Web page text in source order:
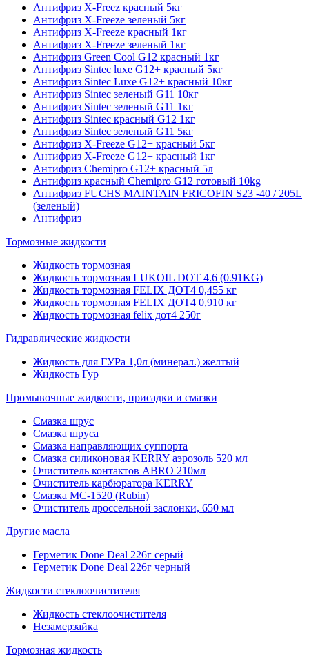
Антифриз X-Freez красный 5кг
Антифриз X-Freeze зеленый 5кг
Антифриз X-Freeze красный 1кг
Антифриз X-Freeze зеленый 1кг
Антифриз Green Cool G12 красный 1кг
Антифриз Sintec luxe G12+ красный 5кг
Антифриз Sintec Luxe G12+ красный 10кг
Антифриз Sintec зеленый G11 10кг
Антифриз Sintec зеленый G11 1кг
Антифриз Sintec красный G12 1кг
Антифриз Sintec зеленый G11 5кг
Антифриз X-Freeze G12+ красный 5кг
Антифриз X-Freeze G12+ красный 1кг
Антифриз Chemipro G12+ красный 5л
Антифриз красный Chemipro G12 готовый 10kg
Антифриз FUCHS MAINTAIN FRICOFIN S23 -40 / 205L
(зеленый)
Антифриз
Тормозные жидкости
Жидкость тормозная
Жидкость тормозная LUKOIL DOT 4.6 (0.91KG)
Жидкость тормозная FELIX ДОТ4 0,455 кг
Жидкость тормозная FELIX ДОТ4 0,910 кг
Жидкость тормозная felix дот4 250г
Гидравлические жидкости
Жидкость для ГУРа 1,0л (минерал.) желтый
Жидкость Гур
Промывочные жидкости, присадки и смазки
Смазка шрус
Смазка шруса
Смазка направляющих суппорта
Смазка силиконовая KERRY аэрозоль 520 мл
Очиститель контактов ABRO 210мл
Очиститель карбюратора KERRY
Смазка МС-1520 (Rubin)
Очиститель дроссельной заслонки, 650 мл
Другие масла
Герметик Done Deal 226г серый
Герметик Done Deal 226г черный
Жидкости стеклоочистителя
Жидкость стеклоочистителя
Незамерзайка
Тормозная жидкость